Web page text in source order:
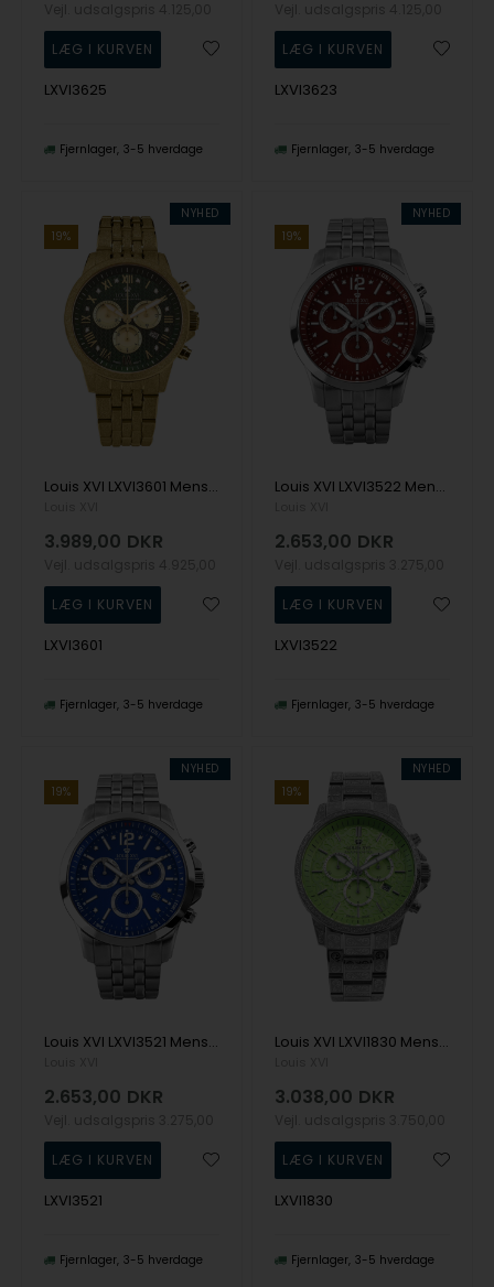
LXVI3625
Fjernlager 3-5 hverdage
LXVI3623
Fjernlager 3-5 hverdage
NYHED
19%
Louis XVI LXVI3601 Mens Watch Aramis Frosted 2.0 Diamond 43mm 5ATM Wristwatch
3.989,00 DKR
LXVI3601
Fjernlager 3-5 hverdage
NYHED
19%
Louis XVI LXVI3522 Mens Watch Athos le Grand 2.0 Diamond 48mm 10ATM Wristwatch
2.653,00 DKR
LXVI3522
Fjernlager 3-5 hverdage
NYHED
19%
Louis XVI LXVI3521 Mens Watch Athos le Grand 2.0 Diamond 48mm 10ATM Wristwatch
2.653,00 DKR
LXVI3521
Fjernlager 3-5 hverdage
NYHED
19%
Louis XVI LXVI1830 Mens Watch Palais Royale 2.0 43mm 10ATM Wristwatch
3.038,00 DKR
LXVI1830
Fjernlager 3-5 hverdage